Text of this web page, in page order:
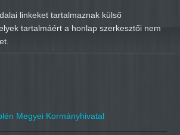
linkeket tartalmaznak külső
tartalmáért a honlap szerkesztői nem
Megyei Kormányhivatal